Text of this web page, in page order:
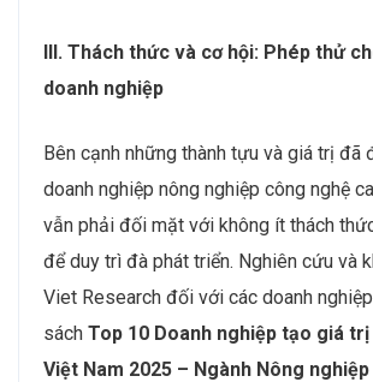
III. Thách thức và cơ hội: Phép thử
doanh nghiệp
Bên cạnh những thành tựu và giá trị đã
doanh nghiệp nông nghiệp công nghệ
vẫn phải đối mặt với không ít thách
để duy trì đà phát triển. Nghiên cứu và
Viet Research đối với các doanh
sách Top 10 Doanh nghiệp tạo giá
Việt Nam 2025 – Ngành Nông